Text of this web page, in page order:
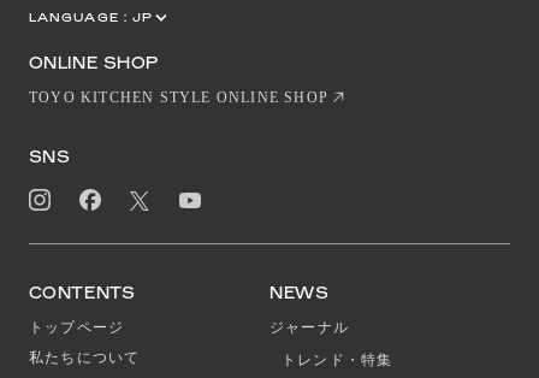
LANGUAGE : JP
ONLINE SHOP
TOYO KITCHEN STYLE ONLINE SHOP
SNS
CONTENTS
トップページ
私たちについて
NEWS
ジャーナル
トレンド・特集